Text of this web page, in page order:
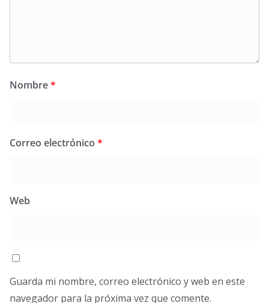
Nombre*
Correo electrónico *
Web
Guarda mi nombre, correo electrónico y web en este
navegador para la próxima vez que comente.